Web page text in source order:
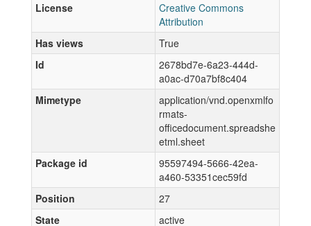
License
Creative Commons
Attribution
Has views
True
Id
2678bd7e-6a23-444d-
a0ac-d70a7bf8c404
Mimetype
application/vnd.openxmlfo
rmats-
officedocument.spreadshe
etml.sheet
Package id
95597494-5666-42ea-
a460-53351cec59fd
Position
27
State
active